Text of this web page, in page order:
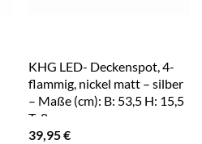
KHG LED- Deckenspot, 4-
flammig, nickel matt – silber
– Maße (cm): B: 53,5 H: 15,5
T: 8
39,95€